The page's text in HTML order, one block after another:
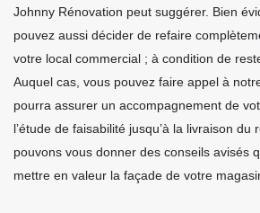
Johnny Rénovation peut suggérer. Bien
pouvez aussi décider de refaire
votre local commercial ; à condition de
Auquel cas, vous pouvez faire appel à
pourra assurer un accompagnement de
l’étude de faisabilité jusqu’à la livraison du
pouvons vous donner des conseils avisés
mettre en valeur la façade de votre